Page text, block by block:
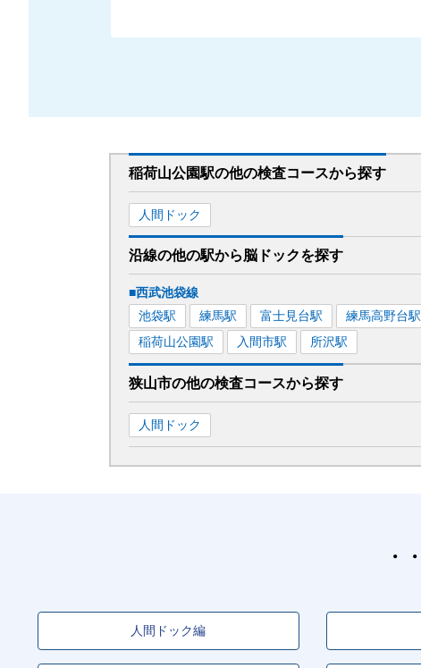
稲荷山公園駅の他の検査コースから探す
人間ドック
沿線の他の駅から脳ドックを探す
■西武池袋線
池袋駅 練馬駅 富士見台駅 練馬高野台駅
稲荷山公園駅 入間市駅 所沢駅
狭山市の他の検査コースから探す
人間ドック
人間ドック編